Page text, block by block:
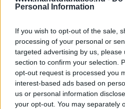
Personal Information
If you wish to opt-out of the sale,
processing of your personal or
targeted advertising by us, please
section to confirm your selection.
opt-out request is processed you
interest-based ads based on
us or personal information
your opt-out. You may separately